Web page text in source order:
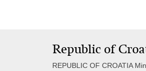
Republic of
REPUBLIC OF CROATIA